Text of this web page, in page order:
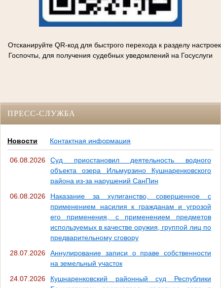
Отсканируйте QR-код для быстрого перехода к разделу настроек
Госпочты, для получения судебных уведомлений на Госуслуги
ПРЕСС-СЛУЖБА
Новости Контактная информация
06.08.2026
Суд приостановил деятельность водного
объекта озера Ильмурзино Кушнаренковского
района из-за нарушений СанПин
06.08.2026
Наказание за хулиганство, совершенное с
применением насилия к гражданам и угрозой
его применения, с применением предметов
используемых в качестве оружия, группой лиц по
предварительному сговору
28.07.2026
Аннулирование записи о праве собственности
на земельный участок
24.07.2026
Кушнаренковский районный суд Республики